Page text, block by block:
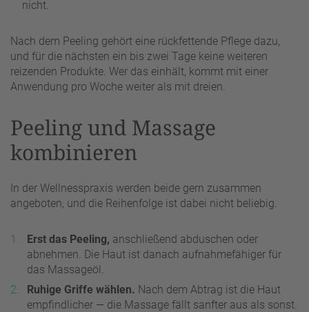
nicht.
Nach dem Peeling gehört eine rückfettende Pflege dazu,
und für die nächsten ein bis zwei Tage keine weiteren
reizenden Produkte. Wer das einhält, kommt mit einer
Anwendung pro Woche weiter als mit dreien.
Peeling und Massage
kombinieren
In der Wellnesspraxis werden beide gern zusammen
angeboten, und die Reihenfolge ist dabei nicht beliebig.
Erst das Peeling, anschließend abduschen oder
abnehmen. Die Haut ist danach aufnahmefähiger für
das Massageöl.
Ruhige Griffe wählen. Nach dem Abtrag ist die Haut
empfindlicher — die Massage fällt sanfter aus als sonst.